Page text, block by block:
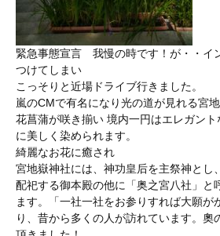
緊急事態宣言 我慢の時です！が・・イ
つけてしまい
こっそりと近場ドライブ行きました。
嵐のCMで有名になり光の道が見れる宮
花菖蒲が咲き揃い 境内一円はエレガント
に美しく染められます。
綺麗なお花に癒され
宮地嶽神社には、神功皇后を主祭神とし
配祀する御本殿の他に「奥之宮八社」と
ます。「一社一社をお参りすれば大願が
り、昔から多くの人が訪れています。奧